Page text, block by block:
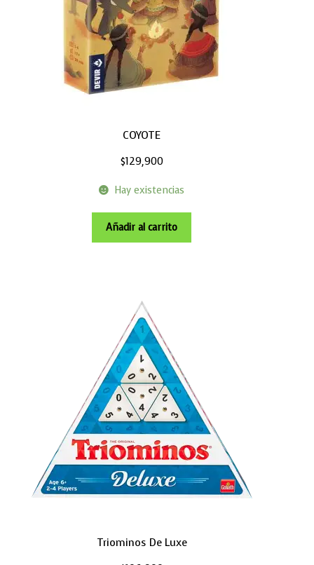
COYOTE
$129,900
Hay existencias
Añadir al carrito
Triominos De Luxe